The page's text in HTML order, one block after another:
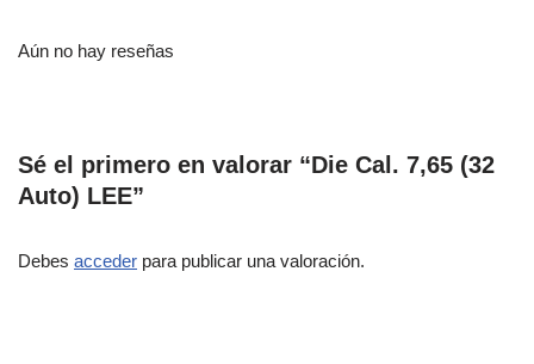
Aún no hay reseñas
Sé el primero en valorar “Die Cal. 7,65 (32
Auto) LEE”
Debes acceder para publicar una valoración.